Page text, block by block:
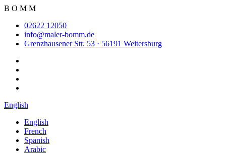
B O M M
02622 12050
info@maler-bomm.de
Grenzhausener Str. 53 · 56191 Weitersburg
English
English
French
Spanish
Arabic